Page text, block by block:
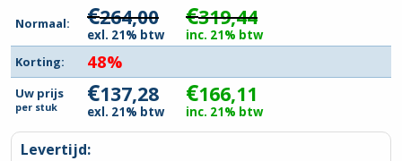
Normaal: €264,00
exl. 21% btw
€319,44
inc. 21% btw
Korting:
48%
Uw prijs
per stuk €137,28
exl. 21% btw
€166,11
inc. 21% btw
Levertijd: